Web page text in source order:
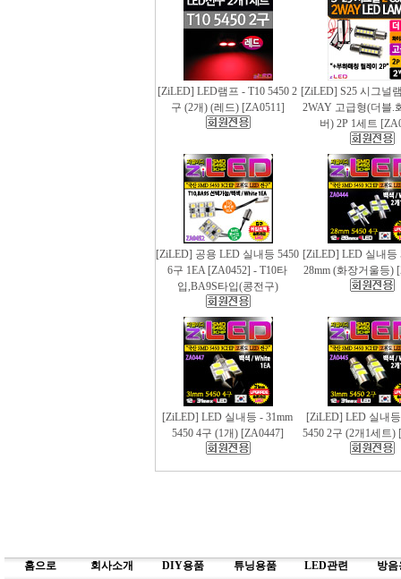
[ZiLED] LED램프 - T10 5450 2
구 (2개) (레드) [ZA0511]
[ZiLED] S25 시그널
2WAY 고급형(더블.
버) 2P 1세트
[ZiLED] 공용 LED 실내등 5450
6구 1EA [ZA0452] - T10타
입,BA9S타입(콩전구)
[ZiLED] LED 실내등
28mm (화장거울등)
[ZiLED] LED 실내등 - 31mm
5450 4구 (1개) [ZA0447]
[ZiLED] LED 실내
5450 2구 (2개1세트)
홈으로 회사소개 DIY용품 튜닝용품 LED관련 방음